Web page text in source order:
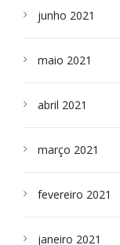
junho 2021
maio 2021
abril 2021
março 2021
fevereiro 2021
janeiro 2021